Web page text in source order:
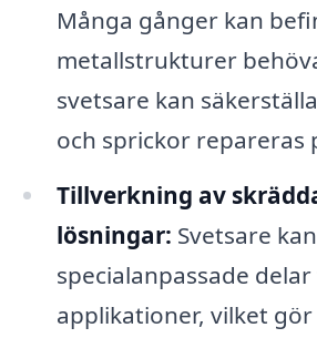
Många gånger kan
metallstrukturer
svetsare kan
och sprickor repareras
Tillverkning av
lösningar: Svetsare
specialanpassade
applikationer, vilket